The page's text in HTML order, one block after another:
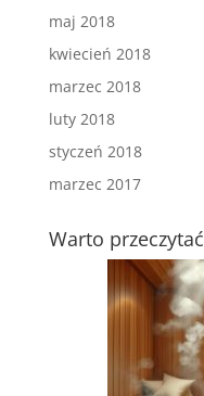
maj 2018
kwiecień 2018
marzec 2018
luty 2018
styczeń 2018
marzec 2017
Warto przeczytać